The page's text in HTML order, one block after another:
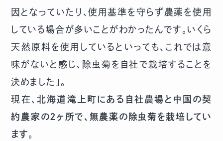
因となっていたり、使用基準を守らず農薬を使用
している場合が多いことがわかったんです。いくら
天然原料を使用しているといっても、これでは意
味がないと感じ、除虫菊を自社で栽培することを
決めました」。
現在、 北海道滝上町にある自社農場と中国の契
約農家の2ヶ所で、無農薬の除虫菊を栽培してい
ます。